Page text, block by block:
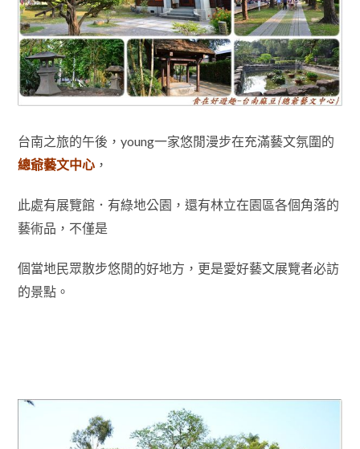
台南之旅的午後，young一家悠閒漫步在充滿藝文氛圍的
總爺藝文中心，
此處有展覽館．有綠地公園 ，還有林立在園區各個角落的
藝術品 ，不僅是
個當地民眾散步悠閒的好地方 ，更是愛好藝文展覽者必訪
的景點。